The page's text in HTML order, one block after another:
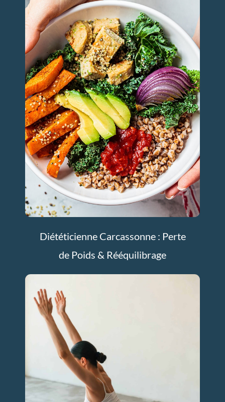
Diététicienne Carcassonne : Perte
de Poids & Rééquilibrage